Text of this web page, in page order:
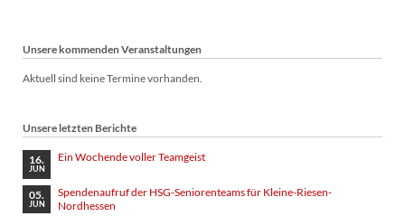
Unsere kommenden Veranstaltungen
Aktuell sind keine Termine vorhanden.
Unsere letzten Berichte
16.
JUN
Ein Wochende voller Teamgeist
05.
JUN
Spendenaufruf der HSG-Seniorenteams für Kleine-Riesen-
Nordhessen